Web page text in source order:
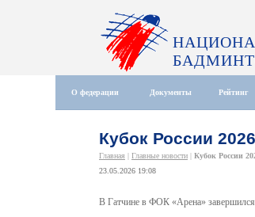
О федерации Документы Рейтинг
Кубок России
Главная | Главные новости | Кубок России
23.05.2026 19:08
В Гатчине в ФОК «Арена» завершился